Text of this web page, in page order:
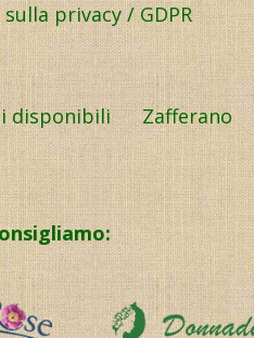
privacy / GDPR
disponibili Zafferano